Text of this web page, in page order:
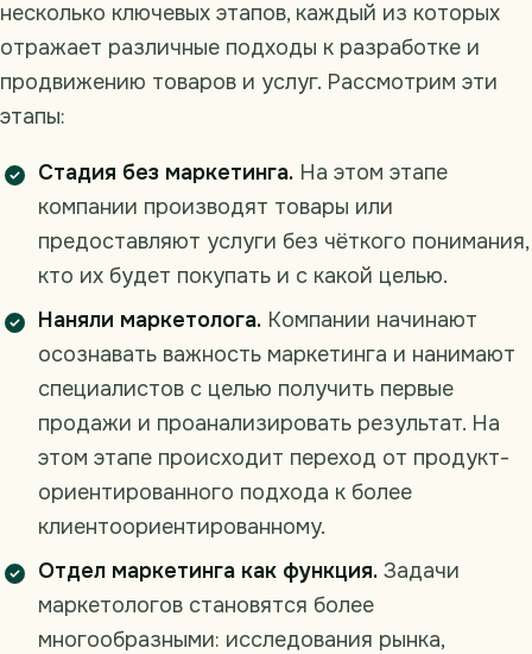
несколько ключевых этапов, каждый из которых
отражает различные подходы к разработке и
продвижению товаров и услуг. Рассмотрим эти
этапы:
Стадия без маркетинга. На этом этапе
компании производят товары или
предоставляют услуги без чёткого понимания,
кто их будет покупать и с какой целью.
Наняли маркетолога. Компании начинают
осознавать важность маркетинга и нанимают
специалистов с целью получить первые
продажи и проанализировать результат. На
этом этапе происходит переход от продукт-
ориентированного подхода к более
клиентоориентированному.
Отдел маркетинга как функция. Задачи
маркетологов становятся более
многообразными: исследования рынка,